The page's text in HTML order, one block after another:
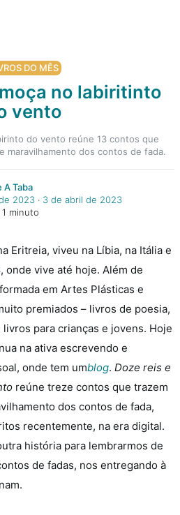
DO MÊS
no labiritinto
vento
do vento reúne 13 contos que
maravilhamento dos contos de fada.
A Taba
2023‧ 3 de abril de 2023
minuto
Eritreia, viveu na Líbia, na Itália e
onde vive até hoje. Além de
em Artes Plásticas e
premiados – livros de poesia,
para crianças e jovens. Hoje
na ativa escrevendo e
onde tem umblog. Doze reis e
reúne treze contos que trazem
dos contos de fada,
recentemente, na era digital.
história para lembrarmos de
de fadas, nos entregando à